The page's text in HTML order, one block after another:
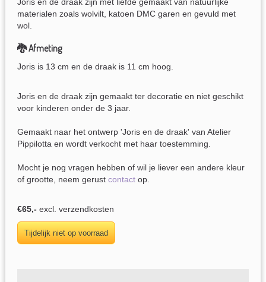
Joris en de draak zijn met liefde gemaakt van natuurlijke
materialen zoals wolvilt, katoen DMC garen en gevuld met
wol.
🐉 Afmeting
Joris is 13 cm en de draak is 11 cm hoog.
Joris en de draak zijn gemaakt ter decoratie en niet geschikt
voor kinderen onder de 3 jaar.
Gemaakt naar het ontwerp 'Joris en de draak' van Atelier
Pippilotta en wordt verkocht met haar toestemming.
Mocht je nog vragen hebben of wil je liever een andere kleur
of grootte, neem gerust contactop.
€65,- excl. verzendkosten